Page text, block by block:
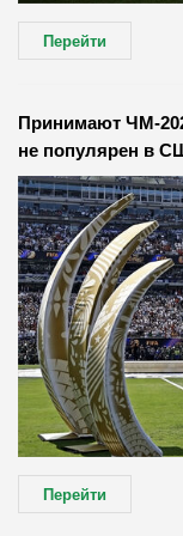
Перейти
Принимают ЧМ-
не популярен в
Перейти